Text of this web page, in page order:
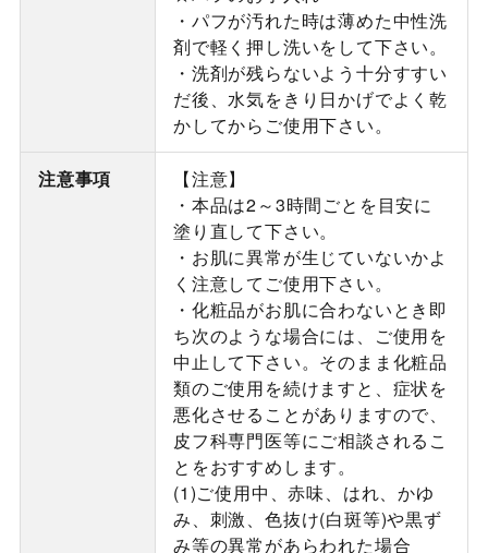
・パフが汚れた時は薄めた中性洗
剤で軽く押し洗いをして下さい。
・洗剤が残らないよう十分すすい
だ後、水気をきり日かげでよく乾
かしてからご使用下さい。
注意事項
【注意】
・本品は2～3時間ごとを目安に
塗り直して下さい。
・お肌に異常が生じていないかよ
く注意してご使用下さい。
・化粧品がお肌に合わないとき即
ち次のような場合には、ご使用を
中止して下さい。そのまま化粧品
類のご使用を続けますと、症状を
悪化させることがありますので、
皮フ科専門医等にご相談されるこ
とをおすすめします。
(1)ご使用中、赤味、はれ、かゆ
み、刺激、色抜け(白斑等)や黒ず
み等の異常があらわれた場合